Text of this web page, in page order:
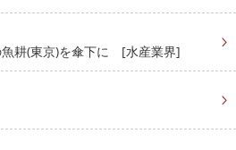
魚耕(東京)を傘下に [水産業界]